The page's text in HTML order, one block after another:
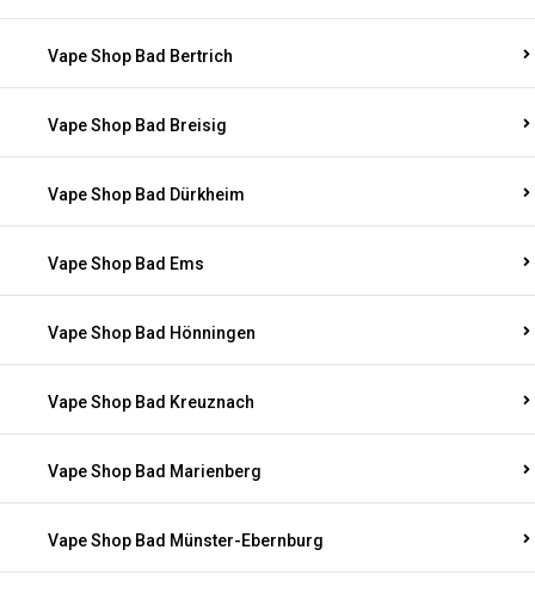
Vape Shop Bad Bertrich
Vape Shop Bad Breisig
Vape Shop Bad Dürkheim
Vape Shop Bad Ems
Vape Shop Bad Hönningen
Vape Shop Bad Kreuznach
Vape Shop Bad Marienberg
Vape Shop Bad Münster-Ebernburg